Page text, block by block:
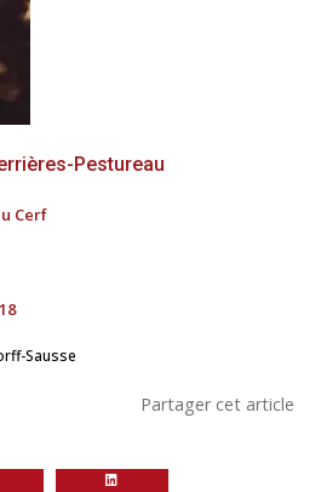
Pestureau
Cerf
Sausse
Partager cet article